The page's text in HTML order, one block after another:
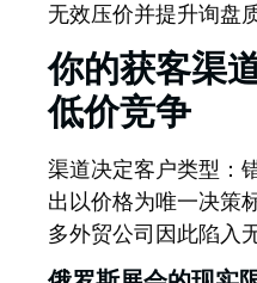
无效压价并提升询盘
你的获客渠
低价竞争
渠道决定客户类型：
出以价格为唯一决策
多外贸公司因此陷入